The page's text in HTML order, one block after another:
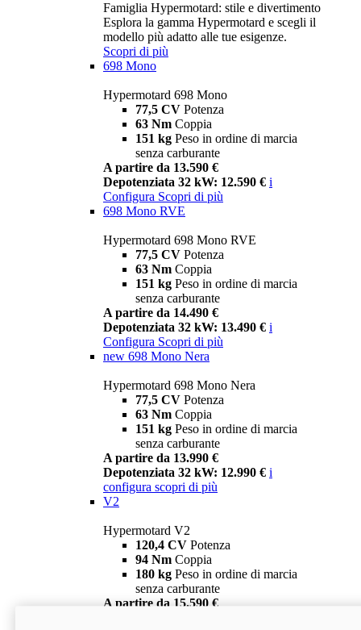
Famiglia Hypermotard: stile e divertimento
Esplora la gamma Hypermotard e scegli il
modello più adatto alle tue esigenze.
Scopri di più
698 Mono
Hypermotard 698 Mono
77,5 CV Potenza
63 Nm Coppia
151 kg Peso in ordine di marcia
senza carburante
A partire da 13.590 €
Depotenziata 32 kW: 12.590 € i
Configura Scopri di più
698 Mono RVE
Hypermotard 698 Mono RVE
77,5 CV Potenza
63 Nm Coppia
151 kg Peso in ordine di marcia
senza carburante
A partire da 14.490 €
Depotenziata 32 kW: 13.490 € i
Configura Scopri di più
new 698 Mono Nera
Hypermotard 698 Mono Nera
77,5 CV Potenza
63 Nm Coppia
151 kg Peso in ordine di marcia
senza carburante
A partire da 13.990 €
Depotenziata 32 kW: 12.990 € i
configura scopri di più
V2
Hypermotard V2
120,4 CV Potenza
94 Nm Coppia
180 kg Peso in ordine di marcia
senza carburante
A partire da 15.590 €